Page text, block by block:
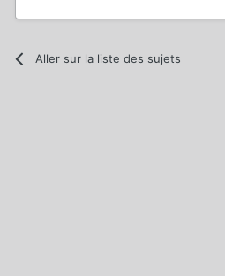
Aller sur la liste des sujets